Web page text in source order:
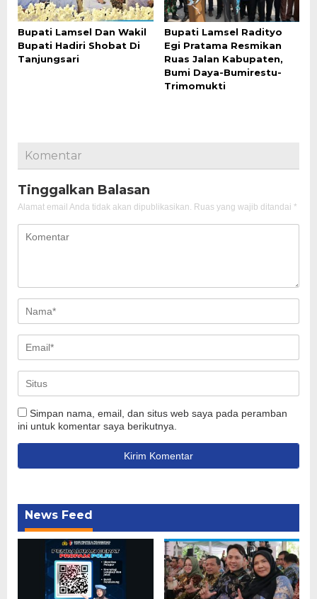
Bupati Lamsel Dan Wakil
Bupati Hadiri Shobat Di
Tanjungsari
Bupati Lamsel Radityo
Egi Pratama Resmikan
Ruas Jalan Kabupaten,
Bumi Daya-Bumirestu-
Trimomukti
Komentar
Tinggalkan Balasan
Alamat email Anda tidak akan dipublikasikan. Ruas yang wajib ditandai *
Simpan nama, email, dan situs web saya pada peramban
ini untuk komentar saya berikutnya.
News Feed